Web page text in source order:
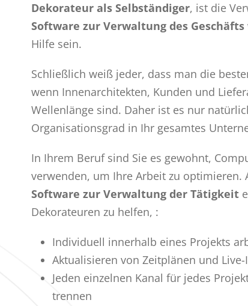
Dekorateur als Selbständiger, ist die
Software zur Verwaltung des Geschäfts
Hilfe sein.
Schließlich weiß jeder, dass man die
wenn Innenarchitekten, Kunden und
Wellenlänge sind. Daher ist es nur
Organisationsgrad in Ihr gesamtes
In Ihrem Beruf sind Sie es gewohnt,
verwenden, um Ihre Arbeit zu optimieren.
Software zur Verwaltung der Tätigkeit
Dekorateuren zu helfen, :
Individuell innerhalb eines Projekts
Aktualisieren von Zeitplänen und
Jeden einzelnen Kanal für jedes
trennen